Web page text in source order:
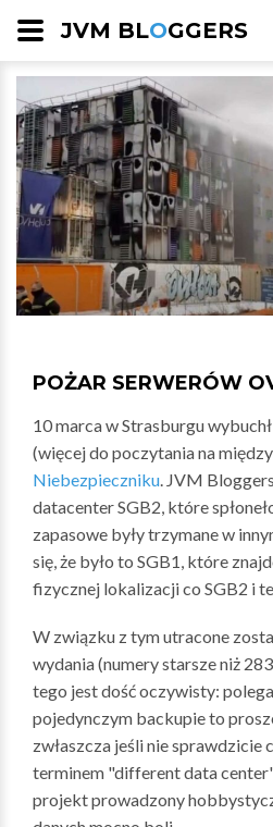
JVM BLOGGERS
POŻAR SERWERÓW
10 marca w Strasburgu
(więcej do poczytania na
Niebezpieczniku. JVM
datacenter SGB2, które
zapasowe były trzymane w
się, że było to SGB1, które
fizycznej lokalizacji co SGB2 i
W związku z tym utracone
wydania (numery starsze niż
tego jest dość oczywisty:
pojedynczym backupie to
zwłaszcza jeśli nie sprawdzicie
terminem "different data
projekt prowadzony